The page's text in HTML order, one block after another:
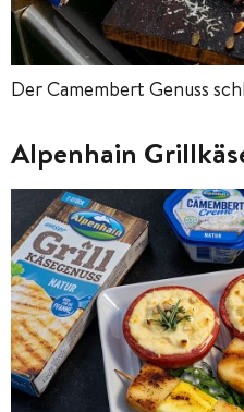
Der Camembert Genuss
Alpenhain